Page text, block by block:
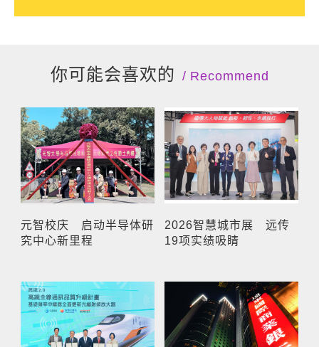
你可能会喜欢的 Recommend
元智校庆 启动半导体研
究中心新里程
2026智慧城市展 远传
19项实绩吸睛